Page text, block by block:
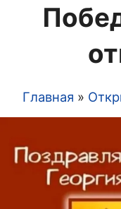
Строка
Главная